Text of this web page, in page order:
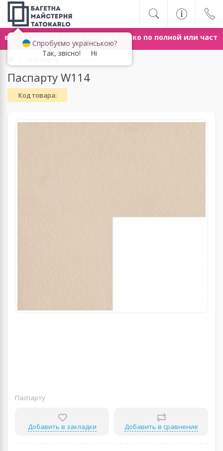
заказы Новой почтой только по полной или
Паспарту
Паспарту W114
Код товара:
Паспарту
Добавить в закладки Добавить в сравнение
Спробуємо українською?
Так, звісно!
Ні